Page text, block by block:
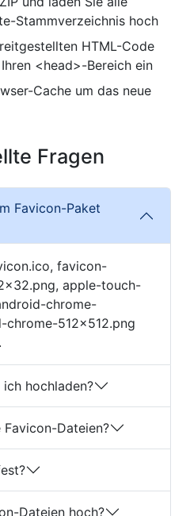
Stammverzeichnis hoch
HTML-Code
<head>-Bereich ein
Cache um das neue
Fragen
Favicon-Paket
favicon-
apple-touch-
chrome-
chrome-512x512.png
hochladen?
Favicon-Dateien?
Dateien hoch?